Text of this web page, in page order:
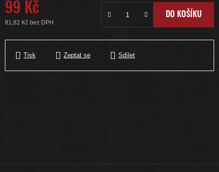
99 Kč
81,82 Kč bez DPH
DO KOŠÍKU
Tisk Zeptat se Sdílet
Parametry